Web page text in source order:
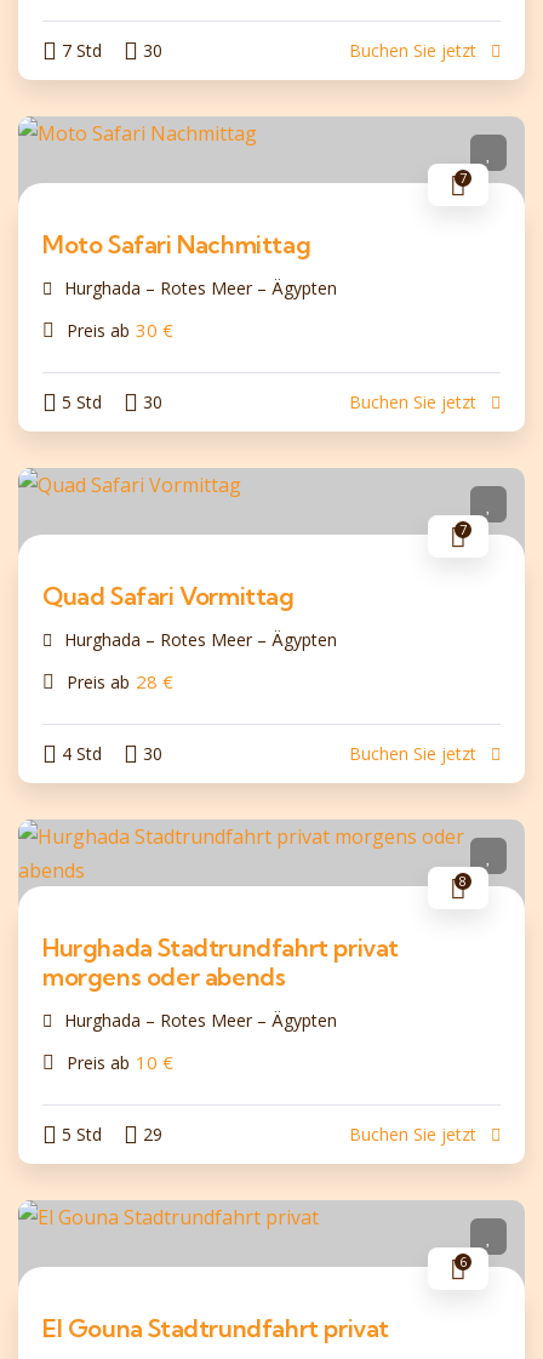
7 Std 30 Buchen Sie jetzt
7
Moto Safari Nachmittag
Hurghada – Rotes Meer – Ägypten
Preis ab 30 €
5 Std 30 Buchen Sie jetzt
7
Quad Safari Vormittag
Hurghada – Rotes Meer – Ägypten
Preis ab 28 €
4 Std 30 Buchen Sie jetzt
8
Hurghada Stadtrundfahrt privat
morgens oder abends
Hurghada – Rotes Meer – Ägypten
Preis ab 10 €
5 Std 29 Buchen Sie jetzt
6
El Gouna Stadtrundfahrt privat